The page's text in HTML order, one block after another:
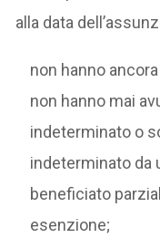
alla data
non hanno
non hanno mai
indeterminato o
indeterminato da
beneficiato
esenzione;